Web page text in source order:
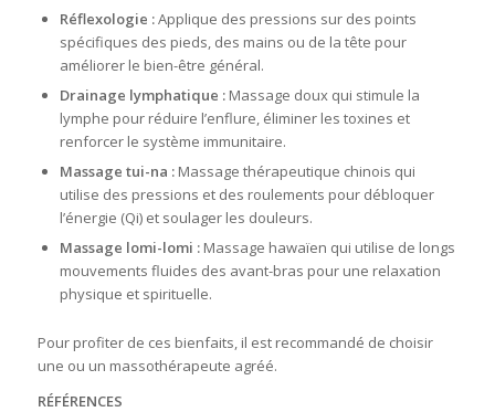
Réflexologie :Applique des pressions sur des points
spécifiques des pieds, des mains ou de la tête pour
améliorer le bien-être général.
Drainage lymphatique :Massage doux qui stimule la
lymphe pour réduire l’enflure, éliminer les toxines et
renforcer le système immunitaire.
Massage tui-na :Massage thérapeutique chinois qui
utilise des pressions et des roulements pour débloquer
l’énergie (Qi) et soulager les douleurs.
Massage lomi-lomi :Massage hawaïen qui utilise de longs
mouvements fluides des avant-bras pour une relaxation
physique et spirituelle.
Pour profiter de ces bienfaits, il est recommandé de choisir
une ou un massothérapeute agréé.
RÉFÉRENCES